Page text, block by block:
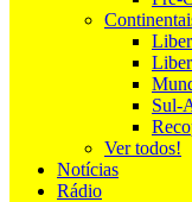
Sul-
Ver todos!
Notícias
Rádio